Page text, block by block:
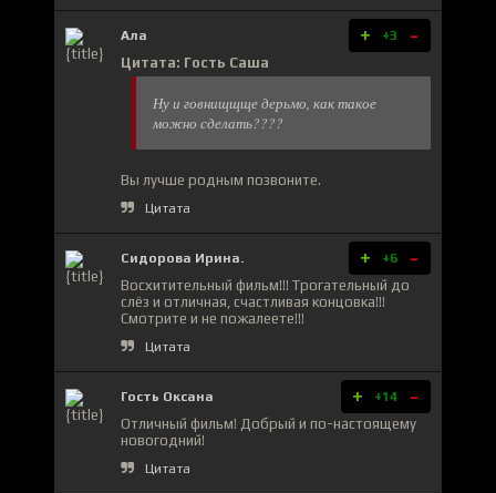
Ала + +3 -
Цитата: Гость Саша
Ну и говнищщще дерьмо, как такое
можно сделать????
Вы лучше родным позвоните.
Цитата
Сидорова Ирина. + +6 -
Восхитительный фильм!!! Трогательный до
слёз и отличная, счастливая концовка!!!
Смотрите и не пожалеете!!!
Цитата
Гость Оксана + +14 -
Отличный фильм! Добрый и по-настоящему
новогодний!
Цитата